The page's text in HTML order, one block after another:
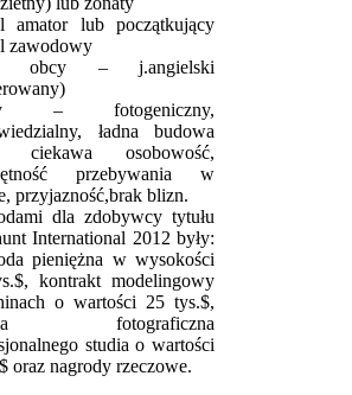
amator lub początkujący
zawodowy
obcy – j.angielski
– fotogeniczny,
ładna budowa
ciekawa osobowość,
przebywania w
przyjazność,brak blizn.
dla zdobywcy tytułu
International 2012 były:
pieniężna w wysokości
kontrakt modelingowy
o wartości 25 tys.$,
fotograficzna
studia o wartości
oraz nagrody rzeczowe.